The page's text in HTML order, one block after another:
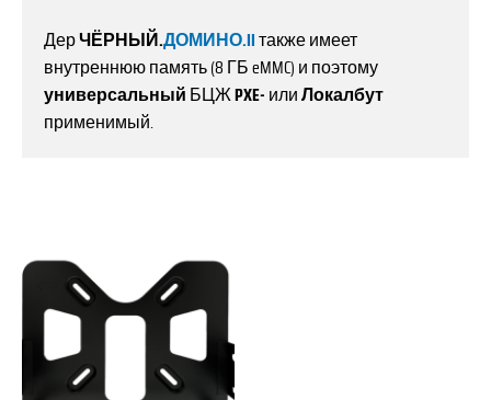
ДерЧЁРНЫЙ.ДОМИНО.IIтакже имеет
внутреннюю память (8 ГБ eMMC) и поэтому
универсальный БЦЖPXE- илиЛокалбут
применимый.